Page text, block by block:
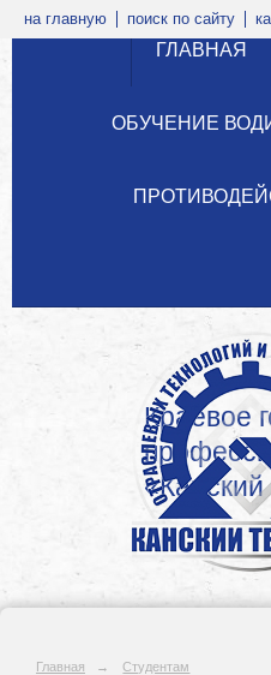
на главную поиск по сайту
ГЛАВНАЯ
ОБУЧЕНИЕ
Краевое
«Канский
Главная → Студентам